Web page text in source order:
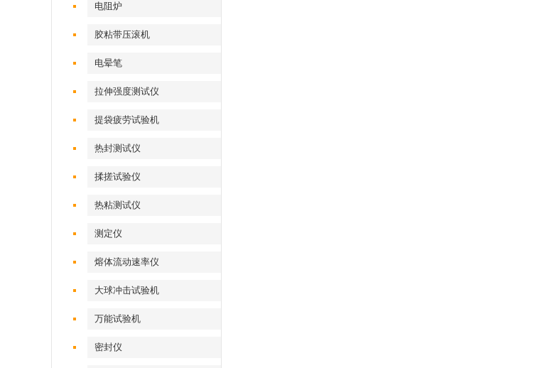
电阻炉
胶粘带压滚机
电晕笔
拉伸强度测试仪
提袋疲劳试验机
热封测试仪
揉搓试验仪
热粘测试仪
测定仪
熔体流动速率仪
大球冲击试验机
万能试验机
密封仪